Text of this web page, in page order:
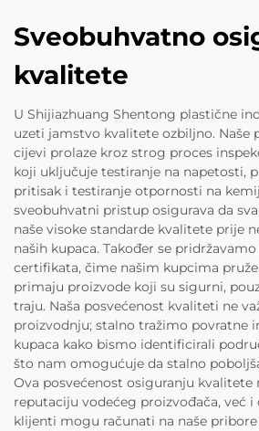
Sveobuhvatno
kvalitete
U Shijiazhuang Shentong plastične
uzeti jamstvo kvalitete ozbiljno. Naše
cijevi prolaze kroz strog proces
koji uključuje testiranje na napetosti,
pritisak i testiranje otpornosti na
sveobuhvatni pristup osigurava da
naše visoke standarde kvalitete prije
naših kupaca. Također se
certifikata, čime našim kupcima
primaju proizvode koji su sigurni,
traju. Naša posvećenost kvaliteti ne
proizvodnju; stalno tražimo povratne
kupaca kako bismo identificirali
što nam omogućuje da stalno
Ova posvećenost osiguranju kvalitete
reputaciju vodećeg proizvođača, već i
klijenti mogu računati na naše